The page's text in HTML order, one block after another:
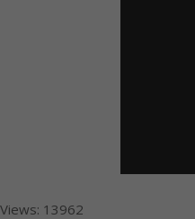
Views: 13962